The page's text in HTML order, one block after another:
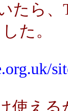
ら、
た。
使え